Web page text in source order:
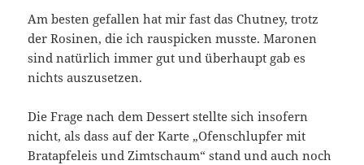
Am besten gefallen hat mir fast das Chutney, trotz
der Rosinen, die ich rauspicken musste. Maronen
sind natürlich immer gut und überhaupt gab es
nichts auszusetzen.
Die Frage nach dem Dessert stellte sich insofern
nicht, als dass auf der Karte „Ofenschlupfer mit
Bratapfeleis und Zimtschaum“ stand und auch noch